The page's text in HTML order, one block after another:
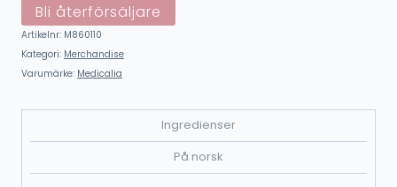
Bli återförsäljare
Artikelnr: M860110
Kategori: Merchandise
Varumärke: Medicalia
Ingredienser
På norsk